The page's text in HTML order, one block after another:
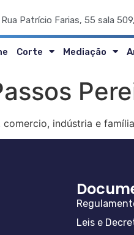
Rua Patrício Farias, 55 sala
Corte Mediação
indústria e família
Leis e